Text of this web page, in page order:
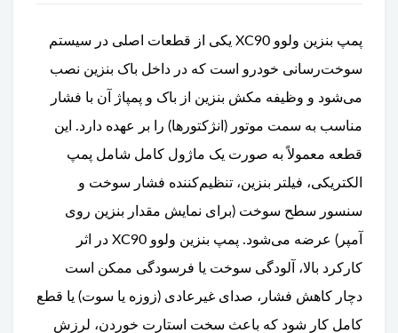
پمپ بنزین ولوو XC90 یکی از قطعات اصلی در سیستم
سوخت‌رسانی خودرو است که در داخل باک بنزین نصب
می‌شود و وظیفه مکش بنزین از باک و پمپاژ آن با فشار
مناسب به سمت موتور (انژکتورها) را بر عهده دارد. این
قطعه معمولاً به صورت یک ماژول کامل شامل پمپ
الکتریکی، فیلتر بنزین، تنظیم‌کننده فشار سوخت و
سنسور سطح سوخت (برای نمایش مقدار بنزین روی
آمپر) عرضه می‌شود. پمپ بنزین ولوو XC90 در اثر
کارکرد بالا، آلودگی سوخت یا فرسودگی ممکن است
دچار کاهش فشار، صدای غیرعادی (زوزه یا سوت) یا قطع
کامل کار شود که باعث سخت استارت خوردن، لرزش